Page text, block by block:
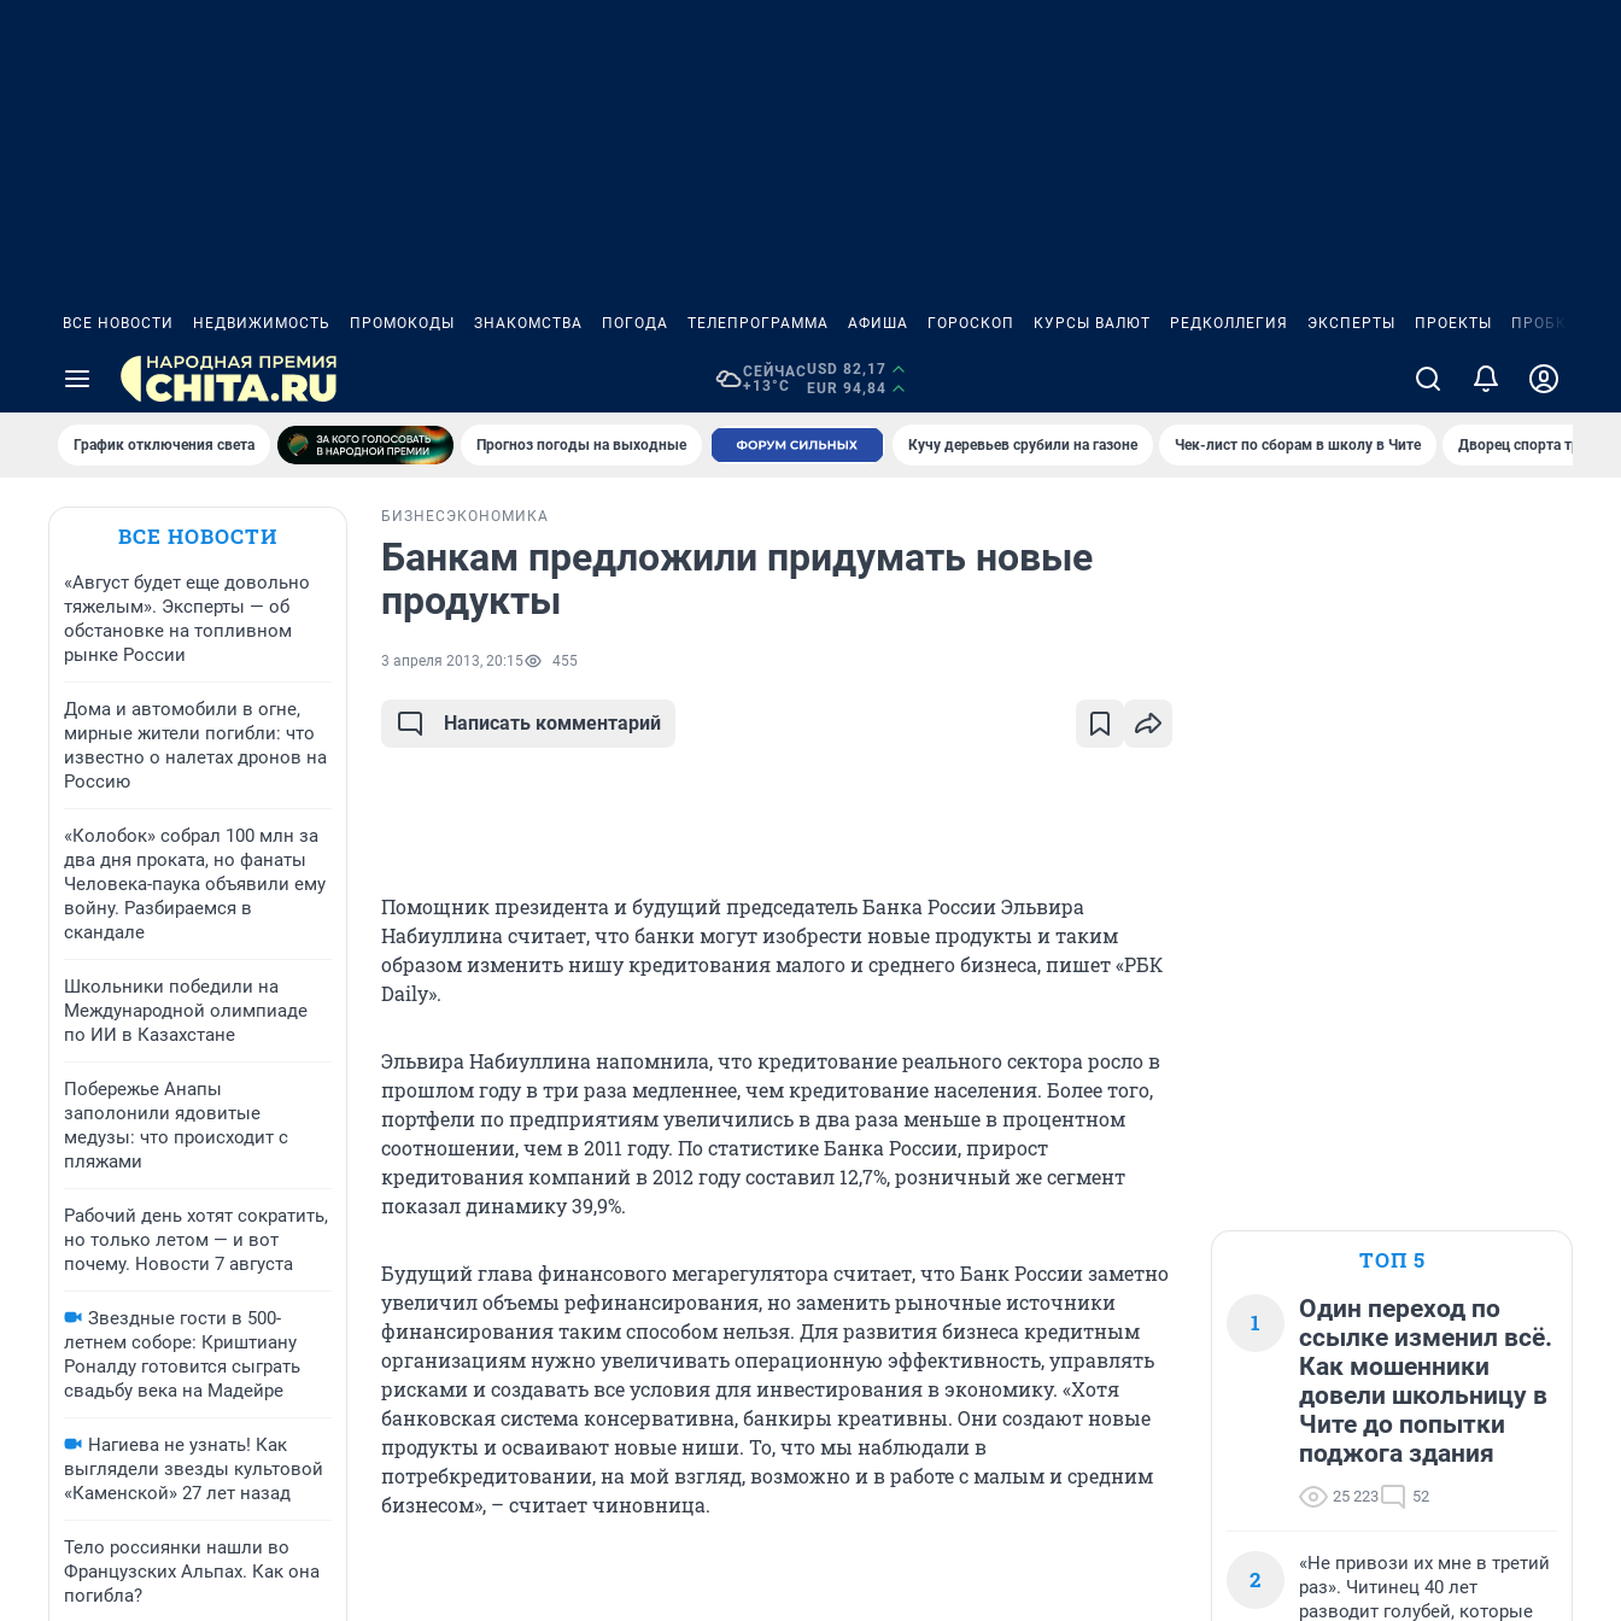
ВСЕ НОВОСТИ НЕДВИЖИМОСТЬ ПРОМОКОДЫ ЗНАКОМСТВА ПОГОДА ТЕЛЕПРОГРАММА АФИША ГОРОСКОП КУРСЫ ВАЛЮТ РЕДКОЛЛЕГИЯ ЭКСПЕРТЫ ПРОЕКТЫ ПРОБКИ
СЕЙЧАС
+13°C
USD 82,17
EUR 94,84
График отключения света Прогноз погоды на выходные Кучу деревьев срубили на газоне Чек-лист по сборам в школу в Чите Дворец спорта
ВСЕ НОВОСТИ
«Август будет еще довольно
тяжелым». Эксперты — об
обстановке на топливном
рынке России
Дома и автомобили в огне,
мирные жители погибли: что
известно о налетах дронов на
Россию
«Колобок» собрал 100 млн за
два дня проката, но фанаты
Человека-паука объявили ему
войну. Разбираемся в
скандале
Школьники победили на
Международной олимпиаде
по ИИ в Казахстане
Побережье Анапы
заполонили ядовитые
медузы: что происходит с
пляжами
Рабочий день хотят сократить,
но только летом — и вот
почему. Новости 7 августа
Звездные гости в 500-
летнем соборе: Криштиану
Роналду готовится сыграть
свадьбу века на Мадейре
Нагиева не узнать! Как
выглядели звезды культовой
«Каменской» 27 лет назад
Тело россиянки нашли во
Французских Альпах. Как она
погибла?
БИЗНЕС ЭКОНОМИКА
Банкам предложили придумать новые
продукты
3 апреля 2013, 20:15 455
Написать комментарий
Помощник президента и будущий председатель Банка России Эльвира
Набиуллина считает, что банки могут изобрести новые продукты и таким
образом изменить нишу кредитования малого и среднего бизнеса, пишет «РБК
Dailу».
Эльвира Набиуллина напомнила, что кредитование реального сектора росло в
прошлом году в три раза медленнее, чем кредитование населения. Более того,
портфели по предприятиям увеличились в два раза меньше в процентном
соотношении, чем в 2011 году. По статистике Банка России, прирост
кредитования компаний в 2012 году составил 12,7%, розничный же сегмент
показал динамику 39,9%.
Будущий глава финансового мегарегулятора считает, что Банк России заметно
увеличил объемы рефинансирования, но заменить рыночные источники
финансирования таким способом нельзя. Для развития бизнеса кредитным
организациям нужно увеличивать операционную эффективность, управлять
рисками и создавать все условия для инвестирования в экономику. «Хотя
банковская система консервативна, банкиры креативны. Они создают новые
продукты и осваивают новые ниши. То, что мы наблюдали в
потребкредитовании, на мой взгляд, возможно и в работе с малым и средним
бизнесом», – считает чиновница.
ТОП 5
1
Один переход по
ссылке изменил всё.
Как мошенники
довели школьницу в
Чите до попытки
поджога здания
25 223 52
2
«Не привози их мне в третий
раз». Читинец 40 лет
разводит голубей, которые